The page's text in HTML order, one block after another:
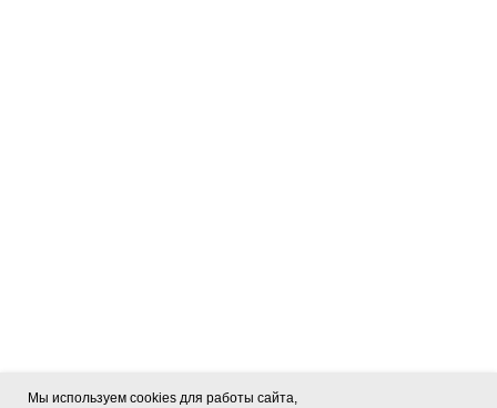
Мы используем cookies для работы сайта,